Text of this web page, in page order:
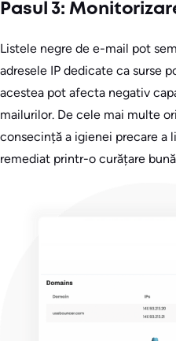
Pasul 3:
Listele negre de e-mail pot
adresele IP dedicate ca surse
acestea pot afecta negativ
mailurilor. De cele mai multe
consecință a igienei precare a
remediat printr-o curățare